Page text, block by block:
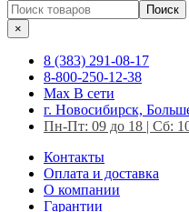
Поиск
×
8 (383) 291-08-17
8-800-250-12-38
Max В сети
г. Новосибирск,
Пн-Пт: 09 до 18 | Сб:
Контакты
Оплата и доставка
О компании
Гарантии